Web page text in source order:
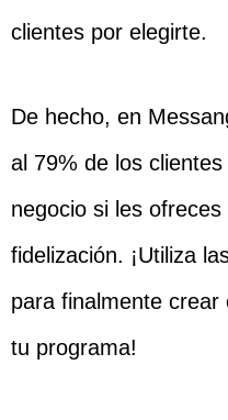
clientes por elegirte.
De hecho, en
al 79% de los
negocio si les
fidelización. ¡Utiliza
para finalmente
tu programa!